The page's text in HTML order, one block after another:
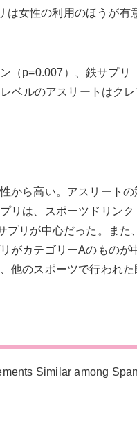
は女性の利用のほうが有
（p=0.007）、鉄サプリ
ベルのアスリートはク
から高い。アスリート
リは、スポーツドリン
プリが中心だった。また
がカテゴリーAのものが
他のスポーツで行われ
Similar among